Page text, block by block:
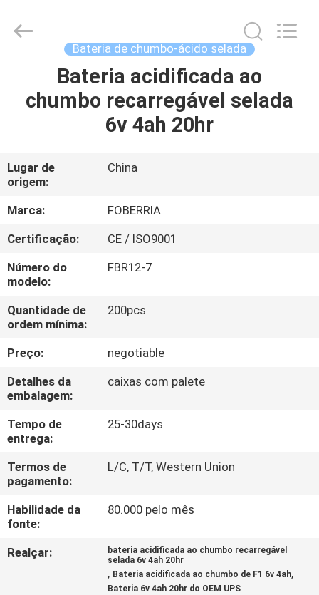
VÍDEOS
SOBRE
NÓS
EXCURSÃO
DA
FÁBRICA
CONTROLE
DA
QUALIDADE
CONTACTE-
NOS
20ah
SUZHOU
Rights
Reserved.
Developed
ECER
Bateria de chumbo-ácido selada
Bateria acidificada ao
chumbo recarregável selada
6v 4ah 20hr
Lugar de
origem:
China
Marca:
FOBERRIA
Certificação:
CE / ISO9001
Número do
modelo:
FBR12-7
Quantidade de
ordem mínima:
200pcs
Preço:
negotiable
Detalhes da
embalagem:
caixas com palete
Tempo de
entrega:
25-30days
Termos de
pagamento:
L/C, T/T, Western Union
Habilidade da
fonte:
80.000 pelo mês
Realçar:
bateria acidificada ao chumbo recarregável
selada 6v 4ah 20hr
, Bateria acidificada ao chumbo de F1 6v 4ah,
Bateria 6v 4ah 20hr do OEM UPS